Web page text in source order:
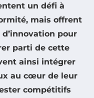
un défi à
, mais offrent
pour
parti de cette
ainsi intégrer
au cœur de leur
compétitifs